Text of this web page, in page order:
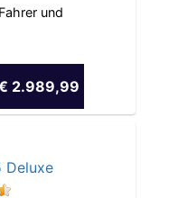
und
2.989,99